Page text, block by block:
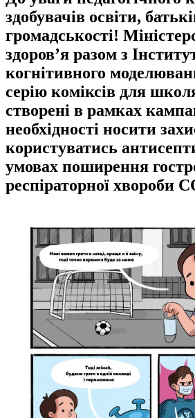
здобувачів освіти,
громадськості!
здоров’я разом з
когнітивного
серію коміксів для
створені в рамках
необхідності носити
користуватись
умовах поширення
респіраторної хвороби